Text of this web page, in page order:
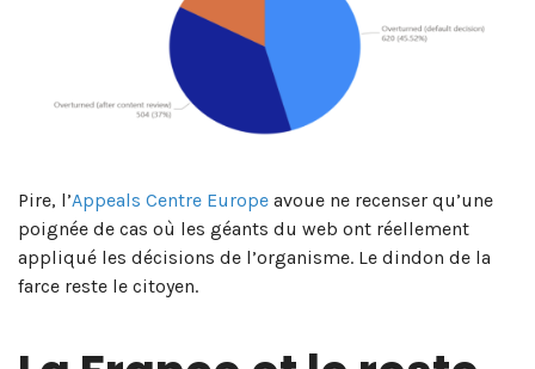
Pire, l’Appeals Centre Europe avoue ne recenser qu’une
poignée de cas où les géants du web ont réellement
appliqué les décisions de l’organisme. Le dindon de la
farce reste le citoyen.